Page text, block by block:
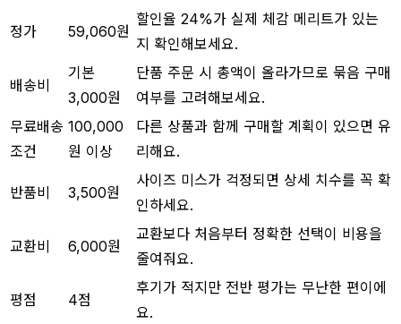
정가 59,060원
할인율 24%가 실제 체감 메리트가 있는
지 확인해보세요.
배송비
기본
3,000원
단품 주문 시 총액이 올라가므로 묶음 구매
여부를 고려해보세요.
무료배송
조건
100,000
원 이상
다른 상품과 함께 구매할 계획이 있으면 유
리해요.
반품비 3,500원
사이즈 미스가 걱정되면 상세 치수를 꼭 확
인하세요.
교환비 6,000원
교환보다 처음부터 정확한 선택이 비용을
줄여줘요.
평점 4점
후기가 적지만 전반 평가는 무난한 편이에
요.